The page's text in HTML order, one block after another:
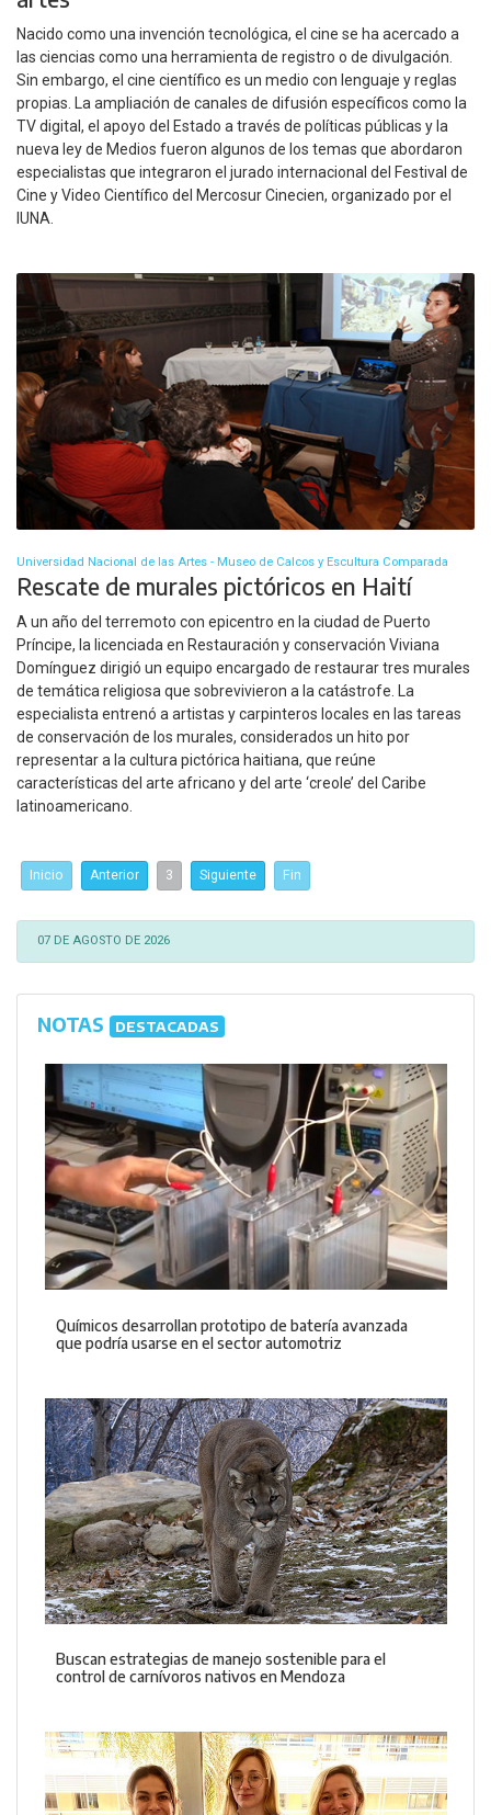
Nacido como una invención tecnológica, el cine se ha acercado a
las ciencias como una herramienta de registro o de divulgación.
Sin embargo, el cine científico es un medio con lenguaje y reglas
propias. La ampliación de canales de difusión específicos como la
TV digital, el apoyo del Estado a través de políticas públicas y la
nueva ley de Medios fueron algunos de los temas que abordaron
especialistas que integraron el jurado internacional del Festival de
Cine y Video Científico del Mercosur Cinecien, organizado por el
IUNA.
Universidad Nacional de las Artes - Museo de Calcos y Escultura Comparada
Rescate de murales pictóricos en Haití
A un año del terremoto con epicentro en la ciudad de Puerto
Príncipe, la licenciada en Restauración y conservación Viviana
Domínguez dirigió un equipo encargado de restaurar tres murales
de temática religiosa que sobrevivieron a la catástrofe. La
especialista entrenó a artistas y carpinteros locales en las tareas
de conservación de los murales, considerados un hito por
representar a la cultura pictórica haitiana, que reúne
características del arte africano y del arte ‘creole’ del Caribe
latinoamericano.
Inicio Anterior 3 Siguiente Fin
07 DE AGOSTO DE 2026
NOTAS DESTACADAS
Químicos desarrollan prototipo de batería avanzada
que podría usarse en el sector automotriz
Buscan estrategias de manejo sostenible para el
control de carnívoros nativos en Mendoza